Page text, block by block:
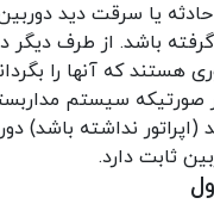
یا سرقت دید
باشد. از طرف دیگر
هستند که آنها را
صورتیکه سیستم
نداشته باشد)
ثابت دارد.